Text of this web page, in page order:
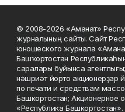
© 2008-2026 «Аманат»
журналының сайты. Сайт
юношеского журнала
Башҡортостан
саралары буйынса
нәшриәт йорто акционерҙар
по печати и средствам
Башкортостан; Акционерное
«Республика Башкортостан».